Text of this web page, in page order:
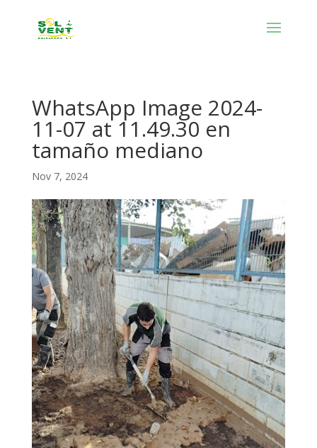
WhatsApp Image 2024-
11-07 at 11.49.30 en
tamaño mediano
Nov 7, 2024